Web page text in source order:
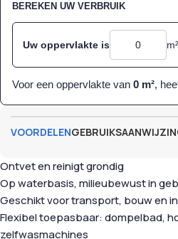
BEREKEN UW VERBRUIK
Uw oppervlakte is m²
Voor een oppervlakte van 0 m²,
VOORDELEN
Ontvet en reinigt grondig
Op waterbasis, milieubewust in
Geschikt voor transport, bouw en
Flexibel toepasbaar: dompelbad,
zelfwasmachines